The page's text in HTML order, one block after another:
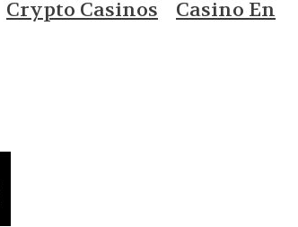
Crypto Casinos Casino En